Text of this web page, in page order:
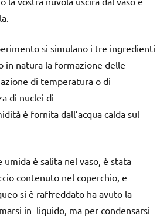
si simulano i tre ingredienti
in natura la formazione delle
di temperatura o di
di nuclei di
è fornita dall’acqua calda sul
umida è salita nel vaso, è stata
contenuto nel coperchio, e
si è raffreddato ha avuto la
in liquido, ma per condensarsi